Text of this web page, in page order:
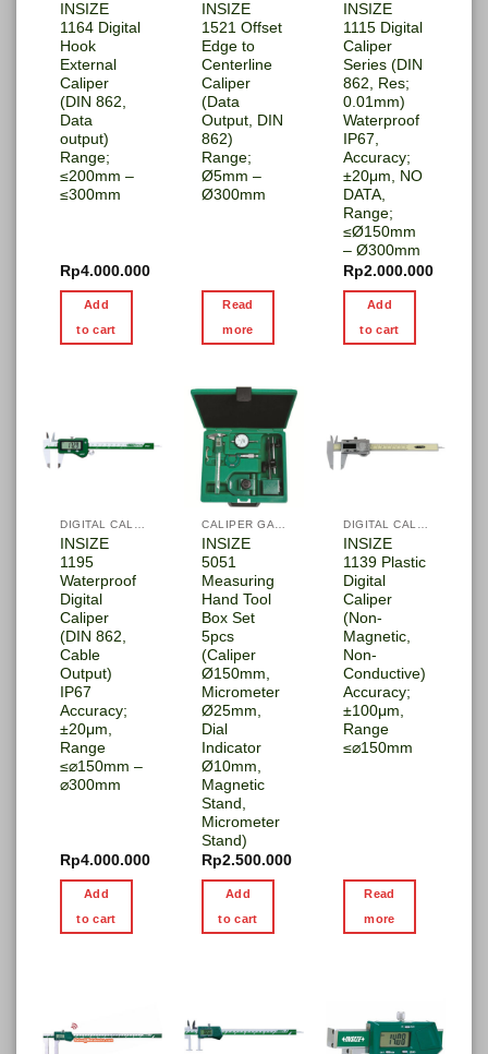
INSIZE
1164 Digital
Hook
External
Caliper
(DIN 862,
Data
output)
Range;
≤200mm –
≤300mm
Rp4.000.000
Add
to cart
INSIZE
1521 Offset
Edge to
Centerline
Caliper
(Data
Output, DIN
862)
Range;
Ø5mm –
Ø300mm
Read
more
INSIZE
1115 Digital
Caliper
Series (DIN
862, Res;
0.01mm)
Waterproof
IP67,
Accuracy;
±20μm, NO
DATA,
Range;
≤Ø150mm
– Ø300mm
Rp2.000.000
Add
to cart
INSIZE
1195
Waterproof
Digital
Caliper
(DIN 862,
Cable
Output)
IP67
Accuracy;
±20μm,
Range
≤⌀150mm –
⌀300mm
Rp4.000.000
Add
to cart
INSIZE
5051
Measuring
Hand Tool
Box Set
5pcs
(Caliper
Ø150mm,
Micrometer
Ø25mm,
Dial
Indicator
Ø10mm,
Magnetic
Stand,
Micrometer
Stand)
Rp2.500.000
Add
to cart
INSIZE
1139 Plastic
Digital
Caliper
(Non-
Magnetic,
Non-
Conductive)
Accuracy;
±100μm,
Range
≤⌀150mm
Read
more